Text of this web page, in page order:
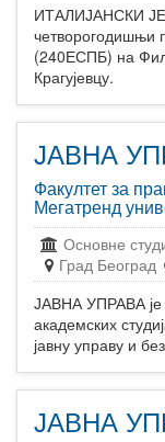
ИТАЛИЈАНСКИ
четворогодишњи
(240ЕСПБ) на
Крагујевцу.
ЈАВНА
Факултет за
Мегатренд
Основне
Град Београд
ЈАВНА УПРАВА је
академских
јавну управу и
ЈАВНА